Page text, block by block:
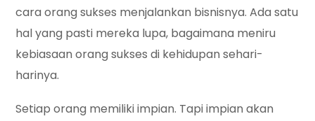
cara orang sukses menjalankan bisnisnya. Ada satu
hal yang pasti mereka lupa, bagaimana meniru
kebiasaan orang sukses di kehidupan sehari-
harinya.
Setiap orang memiliki impian. Tapi impian akan